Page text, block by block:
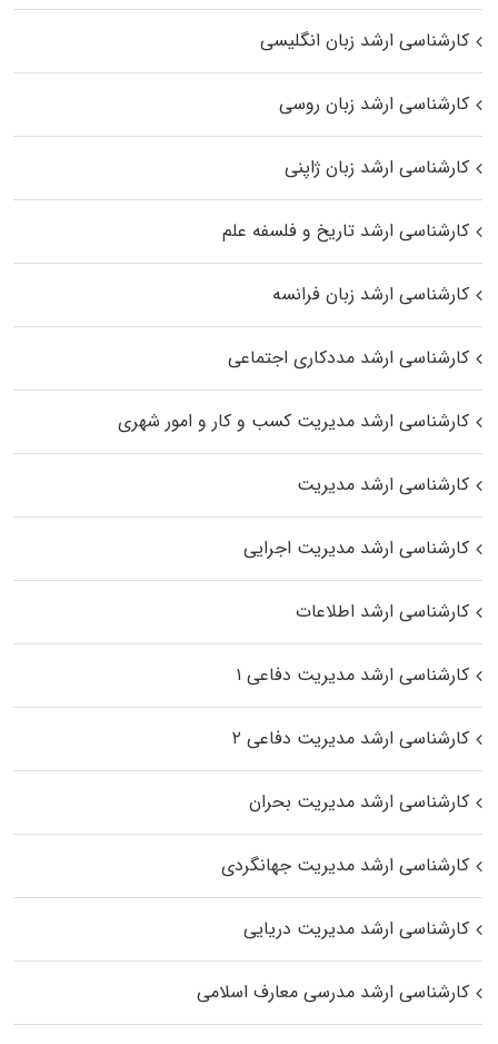
کارشناسی ارشد زبان انگلیسی
کارشناسی ارشد زبان روسی
کارشناسی ارشد زبان ژاپنی
کارشناسی ارشد تاریخ و فلسفه علم
کارشناسی ارشد زبان فرانسه
کارشناسی ارشد مددکاری اجتماعی
کارشناسی ارشد مدیریت کسب و کار و امور شهری
کارشناسی ارشد مدیریت
کارشناسی ارشد مدیریت اجرایی
کارشناسی ارشد اطلاعات
کارشناسی ارشد مدیریت دفاعی ۱
کارشناسی ارشد مدیریت دفاعی ۲
کارشناسی ارشد مدیریت بحران
کارشناسی ارشد مدیریت جهانگردی
کارشناسی ارشد مدیریت دریایی
کارشناسی ارشد مدرسی معارف اسلامی